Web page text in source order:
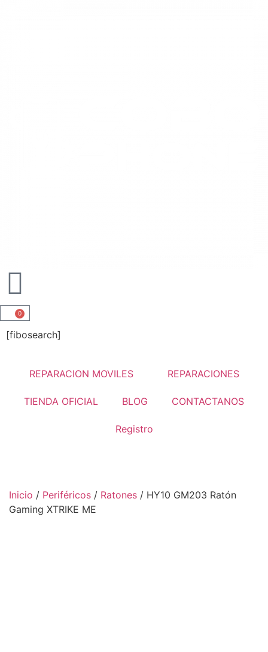
0
[fibosearch]
REPARACION MOVILES REPARACIONES
TIENDA OFICIAL BLOG CONTACTANOS
Registro
Inicio / Periféricos / Ratones / HY10 GM203 Ratón
Gaming XTRIKE ME